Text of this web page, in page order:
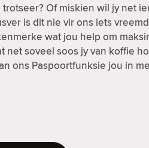
Of miskien wil jy net
is dit nie vir ons iets
wat jou help om
soveel soos jy van koffie
ons Paspoortfunksie jou in